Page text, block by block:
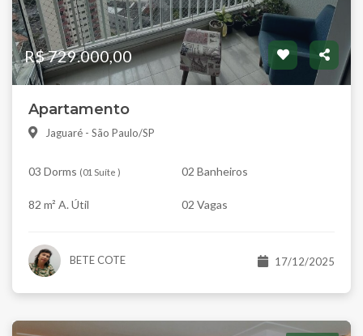
R$ 729.000,00
Apartamento
Jaguaré - São Paulo/SP
03 Dorms (01 Suíte ) 02 Banheiros
82 m² A. Útil 02 Vagas
BETE COTE 17/12/2025